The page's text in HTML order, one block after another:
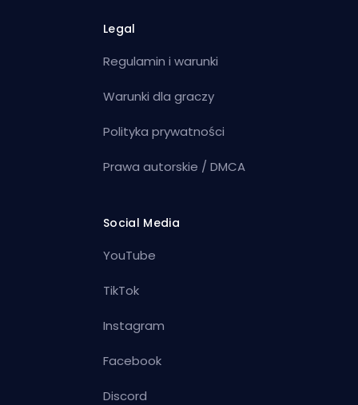
Legal
Regulamin i warunki
Warunki dla graczy
Polityka prywatności
Prawa autorskie / DMCA
Social Media
YouTube
TikTok
Instagram
Facebook
Discord